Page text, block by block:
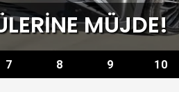
MÜJDE!
7 8 9 10